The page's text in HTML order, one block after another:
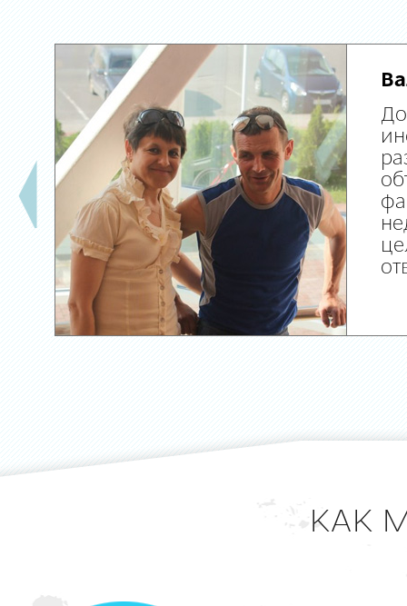
КАК